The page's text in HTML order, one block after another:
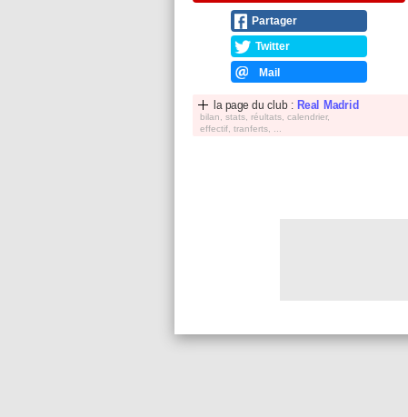
Partager
Twitter
Mail
la page du club : Real Madrid
bilan, stats, réultats, calendrier,
effectif, tranferts, ...